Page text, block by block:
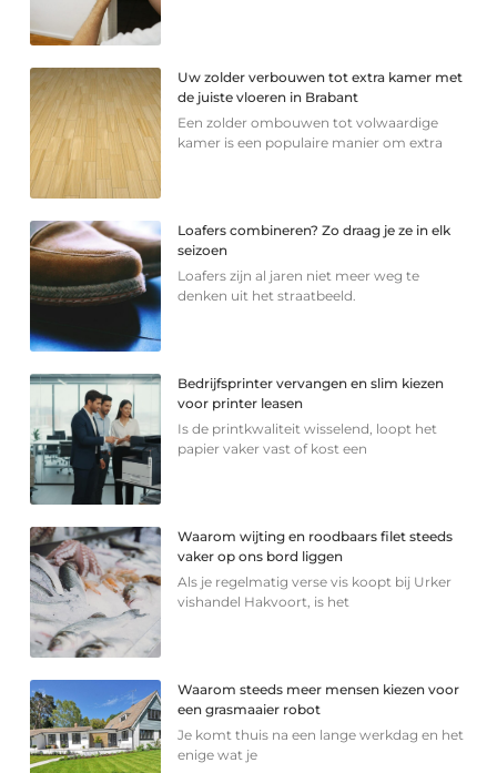
Uw zolder verbouwen tot extra kamer met
de juiste vloeren in Brabant
Een zolder ombouwen tot volwaardige
kamer is een populaire manier om extra
Loafers combineren? Zo draag je ze in elk
seizoen
Loafers zijn al jaren niet meer weg te
denken uit het straatbeeld.
Bedrijfsprinter vervangen en slim kiezen
voor printer leasen
Is de printkwaliteit wisselend, loopt het
papier vaker vast of kost een
Waarom wijting en roodbaars filet steeds
vaker op ons bord liggen
Als je regelmatig verse vis koopt bij Urker
vishandel Hakvoort, is het
Waarom steeds meer mensen kiezen voor
een grasmaaier robot
Je komt thuis na een lange werkdag en het
enige wat je